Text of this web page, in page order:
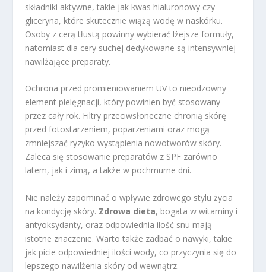
składniki aktywne, takie jak kwas hialuronowy czy
gliceryna, które skutecznie wiążą wodę w naskórku.
Osoby z cerą tłustą powinny wybierać lżejsze formuły,
natomiast dla cery suchej dedykowane są intensywniej
nawilżające preparaty.
Ochrona przed promieniowaniem UV to nieodzowny
element pielęgnacji, który powinien być stosowany
przez cały rok. Filtry przeciwsłoneczne chronią skórę
przed fotostarzeniem, poparzeniami oraz mogą
zmniejszać ryzyko wystąpienia nowotworów skóry.
Zaleca się stosowanie preparatów z SPF zarówno
latem, jak i zimą, a także w pochmurne dni.
Nie należy zapominać o wpływie zdrowego stylu życia
na kondycję skóry. Zdrowa dieta, bogata w witaminy i
antyoksydanty, oraz odpowiednia ilość snu mają
istotne znaczenie. Warto także zadbać o nawyki, takie
jak picie odpowiedniej ilości wody, co przyczynia się do
lepszego nawilżenia skóry od wewnątrz.